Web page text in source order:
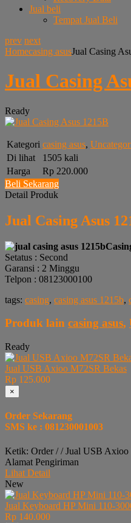
Jual beli
Tempat Jual Beli
prev next
Homecasing asusJual Casing
Jual Casing
Ready
Kategori casing asus,
Di lihat
1505 kali
Harga
Rp 220.000
Beli Sekarang
Detail Produk
Jual Casing Asus
Setatus : Second
Garansi : 2 Minggu
Telpon : 08123000100
tags: casing, casing asus 1215b,
Produk lain casing asus,
Ready
Jual USB Axioo M72SR Bekas
Rp 125.000
×
Order Sekarang
SMS ke : 081230001003
Ketik: Order / / Jual USB Axioo
Alamat Pengiriman
Lihat Detail
New
Jual Keyboard HP Mini 110-
Rp 140.000